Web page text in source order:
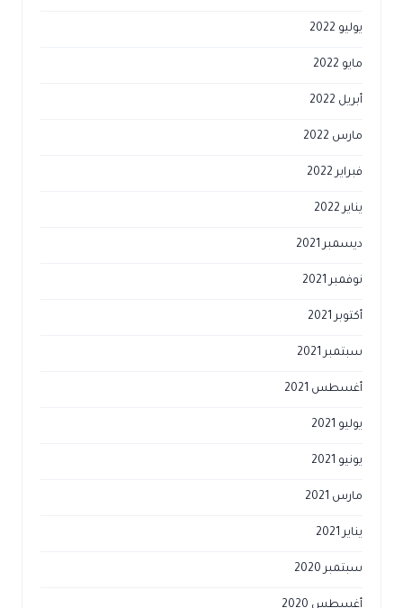
يوليو 2022
مايو 2022
أبريل 2022
مارس 2022
فبراير 2022
يناير 2022
ديسمبر 2021
نوفمبر 2021
أكتوبر 2021
سبتمبر 2021
أغسطس 2021
يوليو 2021
يونيو 2021
مارس 2021
يناير 2021
سبتمبر 2020
أغسطس 2020